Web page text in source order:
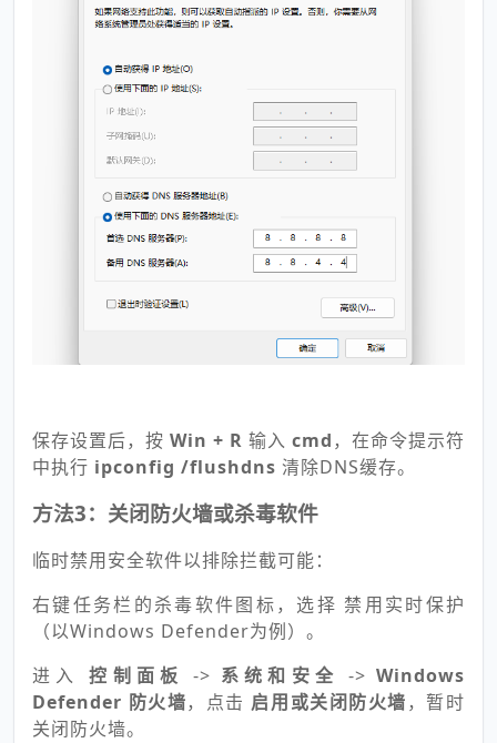
保存设置后，按 Win + R 输入 cmd ，在命令提示符
中执行 ipconfig /flushdns 清除DNS缓存。
方法3：关闭防火墙或杀毒软件
临时禁用安全软件以排除拦截可能：
右键任务栏的杀毒软件图标，选择 禁用实时保护
（以Windows Defender为例）。
进入控制面板 -> 系统和安全 -> Windows
Defender 防火墙，点击 启用或关闭防火墙 ，暂时
关闭防火墙。